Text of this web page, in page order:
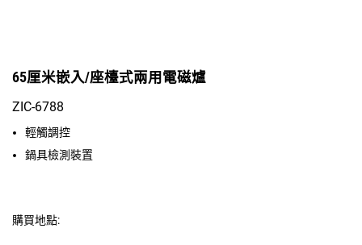
65厘米嵌入/座檯式兩用電磁爐
ZIC-6788
輕觸調控
鍋具檢測裝置
購買地點: